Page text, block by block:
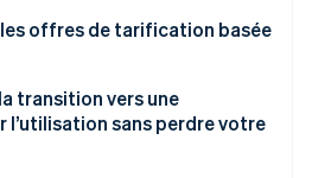
offres de tarification basée
transition vers une
sans perdre votre